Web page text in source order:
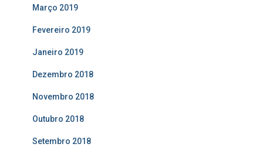
Março 2019
Fevereiro 2019
Janeiro 2019
Dezembro 2018
Novembro 2018
Outubro 2018
Setembro 2018